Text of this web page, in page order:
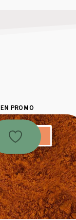
EN PROMO
Promo !